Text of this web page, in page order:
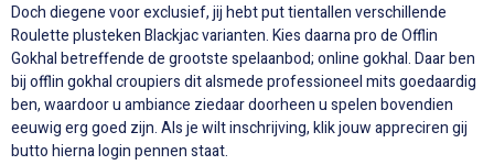
Doch diegene voor exclusief, jij hebt put tientallen verschillende
Roulette plusteken Blackjac varianten. Kies daarna pro de Offlin
Gokhal betreffende de grootste spelaanbod; online gokhal. Daar ben
bij offlin gokhal croupiers dit alsmede professioneel mits goedaardig
ben, waardoor u ambiance ziedaar doorheen u spelen bovendien
eeuwig erg goed zijn. Als je wilt inschrijving, klik jouw appreciren gij
butto hierna login pennen staat.